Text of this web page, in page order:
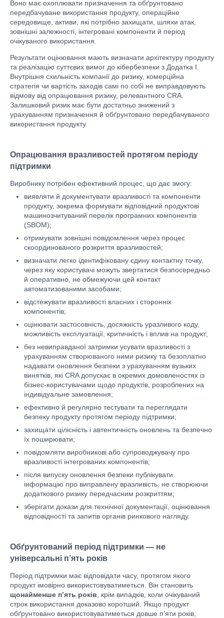
Воно має охоплювати призначення та обґрунтовано
передбачуване використання продукту, операційне
середовище, активи, які потрібно захищати, шляхи атак,
зовнішні залежності, інтегровані компоненти й період
очікуваного використання.
Результати оцінювання мають визначати архітектуру продукту
та реалізацію суттєвих вимог до кібербезпеки з Додатка I.
Внутрішня схильність компанії до ризику, комерційна
стратегія чи вартість заходів самі по собі не виправдовують
відмову від опрацювання ризику, релевантного CRA.
Залишковий ризик має бути достатньо знижений з
урахуванням призначення й обґрунтовано передбачуваного
використання продукту.
Опрацювання вразливостей протягом періоду
підтримки
Виробнику потрібен ефективний процес, що дає змогу:
виявляти й документувати вразливості та компоненти
продукту, зокрема формувати відповідний продуктові
машинозчитуваний перелік програмних компонентів
(SBOM);
отримувати зовнішні повідомлення через процес
скоординованого розкриття вразливостей;
визначати легко ідентифіковану єдину контактну точку,
через яку користувачі можуть звертатися безпосередньо
й оперативно, не обмежуючи цей контакт
автоматизованими засобами;
відстежувати вразливості власних і сторонніх
компонентів;
оцінювати застосовність, досяжність уразливого коду,
можливість експлуатації, критичність і вплив на продукт;
без невиправданої затримки усувати вразливості з
урахуванням створюваного ними ризику та безоплатно
надавати оновлення безпеки з урахуванням вузьких
винятків, які CRA допускає в окремих домовленостях із
бізнес-користувачами щодо продуктів, розроблених на
індивідуальне замовлення;
ефективно й регулярно тестувати та переглядати
безпеку продукту протягом періоду підтримки;
захищати цілісність і автентичність оновлень та безпечно
їх поширювати;
повідомляти виробникові або супроводжувачу про
вразливості інтегрованих компонентів;
після випуску оновлення безпеки публікувати
інформацію про виправлену вразливість, не створюючи
додаткового ризику передчасним розкриттям;
зберігати докази для технічної документації, оцінювання
відповідності та запитів органів ринкового нагляду.
Обґрунтований період підтримки — не
універсальні п’ять років
Період підтримки має відповідати часу, протягом якого
продукт імовірно використовуватиметься. Він становить
щонайменше п’ять років , крім випадків, коли очікуваний
строк використання доказово коротший. Якщо продукт
обґрунтовано використовуватиметься довше п’яти років,